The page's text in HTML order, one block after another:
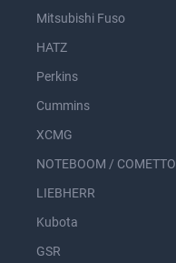
Mitsubishi Fuso
HATZ
Perkins
Cummins
XCMG
NOTEBOOM / COMETTO
LIEBHERR
Kubota
GSR